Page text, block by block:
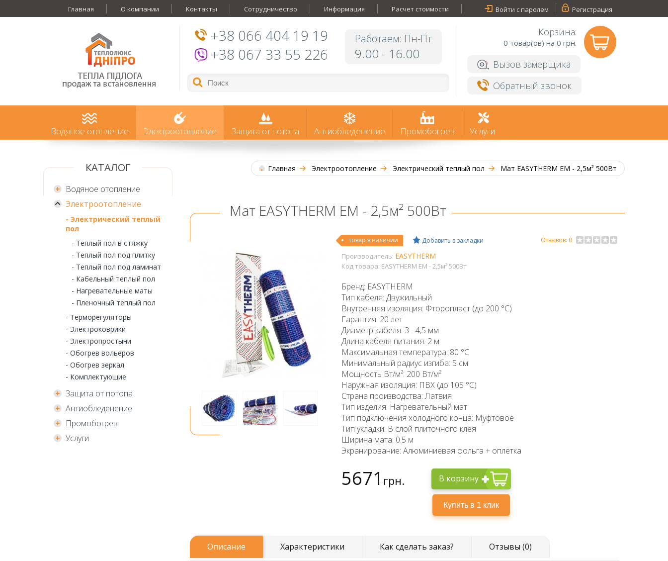
Главная О компании Контакты Сотрудничество Информация Расчет стоимости Войти с паролем Регистрация
+38 066 404 19 19
+38 067 33 55 226
Работаем: Пн-Пт
9.00 - 16.00
Корзина:
0 товар(ов) на 0 грн.
Вызов замерщика
Обратный звонок
Водяное отопление Электроотопление Защита от потопа Антиобледенение Промобогрев Услуги
КАТАЛОГ
Водяное отопление
Электроотопление
- Электрический теплый
пол
- Теплый пол в стяжку
- Теплый пол под плитку
- Теплый пол под ламинат
- Кабельный теплый пол
- Нагревательные маты
- Пленочный теплый пол
- Терморегуляторы
- Электроковрики
- Электропростыни
- Обогрев вольеров
- Обогрев зеркал
- Комплектующие
Защита от потопа
Антиобледенение
Промобогрев
Услуги
Главная Электроотопление Электрический теплый пол Мат EASYTHERM EM - 2,5м² 500Вт
Мат EASYTHERM EM - 2,5м² 500Вт
товар в наличии Добавить в закладки Отзывов: 0
Производитель: EASYTHERM
Код товара: EASYTHERM EM - 2,5м² 500Вт
Бренд: EASYTHERM
Тип кабеля: Двужильный
Внутренняя изоляция: Фторопласт (до 200 °C)
Гарантия: 20 лет
Диаметр кабеля: 3 - 4,5 мм
Длина кабеля питания: 2 м
Максимальная температура: 80 °C
Минимальный радиус изгиба: 5 см
Мощность Вт/м²: 200 Вт/м²
Наружная изоляция: ПВХ (до 105 °C)
Страна производства: Латвия
Тип изделия: Нагревательный мат
Тип подключения холодного конца: Муфтовое
Тип укладки: В слой плиточного клея
Ширина мата: 0.5 м
Экранирование: Алюминиевая фольга + оплётка
5671 грн. В корзину
Описание Характеристики Как сделать заказ? Отзывы (0)